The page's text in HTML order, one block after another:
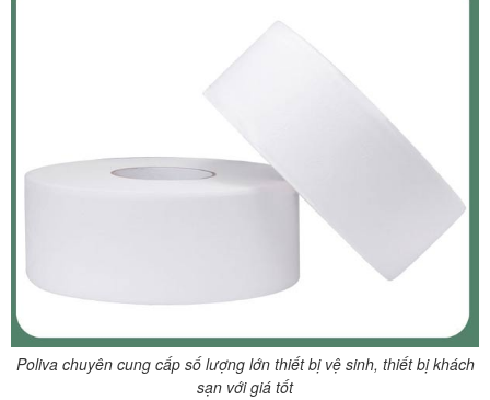
Poliva chuyên cung cấp số lượng lớn thiết bị vệ sinh, thiết bị khách
sạn với giá tốt